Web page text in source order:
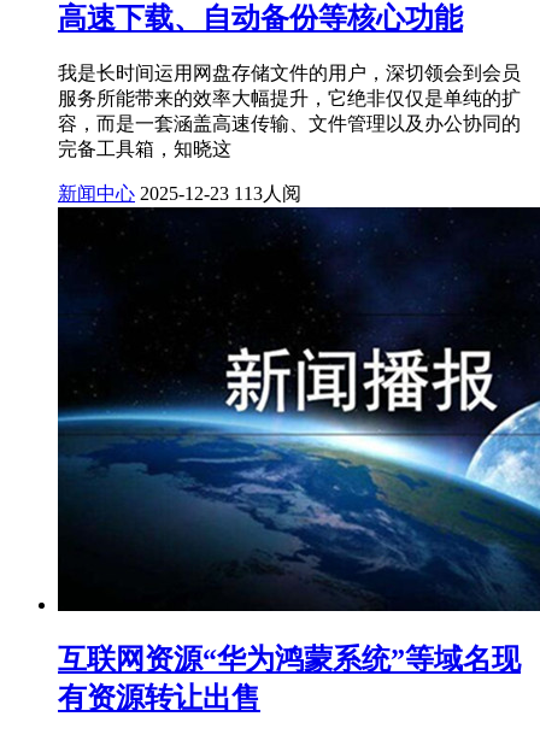
高速下载、自动备份等核心功能
我是长时间运用网盘存储文件的用户，深切领会到会员
服务所能带来的效率大幅提升，它绝非仅仅是单纯的扩
容，而是一套涵盖高速传输、文件管理以及办公协同的
完备工具箱，知晓这
新闻中心 2025-12-23 113人阅
互联网资源“华为鸿蒙系统”等域名现
有资源转让出售